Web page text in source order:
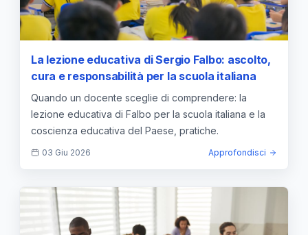
La lezione educativa di Sergio Falbo: ascolto,
cura e responsabilità per la scuola italiana
Quando un docente sceglie di comprendere: la
lezione educativa di Falbo per la scuola italiana e la
coscienza educativa del Paese, pratiche.
03 Giu 2026 Approfondisci